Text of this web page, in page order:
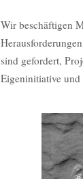
Wir beschäftigen
sind gefordert,
Eigeninitiative